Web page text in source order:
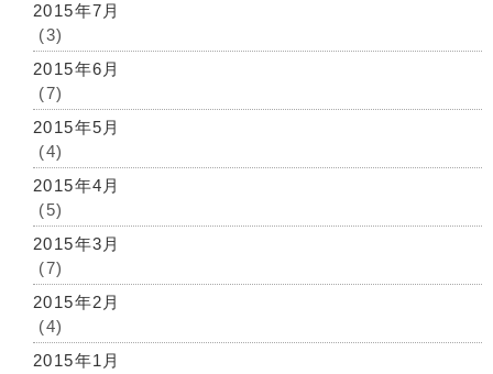
2015年7月
(3)
2015年6月
(7)
2015年5月
(4)
2015年4月
(5)
2015年3月
(7)
2015年2月
(4)
2015年1月